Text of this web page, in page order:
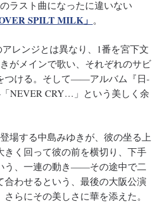
ラスト曲になったに違いない
SPILT MILK」 。
レンジとは異なり、1番を宮下文
がメインで歌い、それぞれのサビ
つける。そして――アルバム『日-
NEVER CRY…」という美しく余
場する中島みゆきが、彼の坐る上
きく回って彼の前を横切り、下手
う、一連の動き――その途中で二
合わせるという、最後の大阪公演
らにその美しさに華を添えた。